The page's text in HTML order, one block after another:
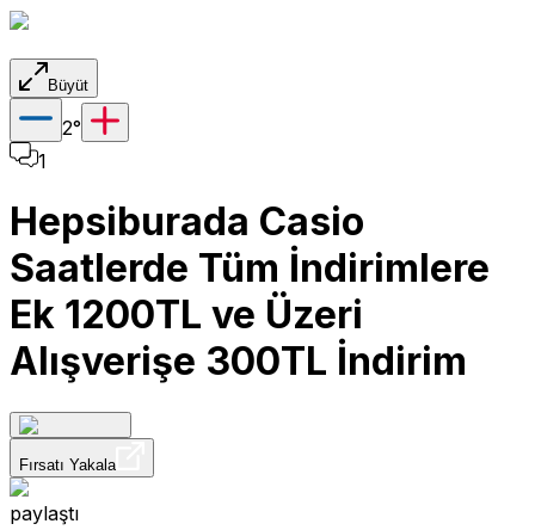
Büyüt
2°
1
Hepsiburada Casio
Saatlerde Tüm İndirimlere
Ek 1200TL ve Üzeri
Alışverişe 300TL İndirim
Fırsatı Yakala
paylaştı